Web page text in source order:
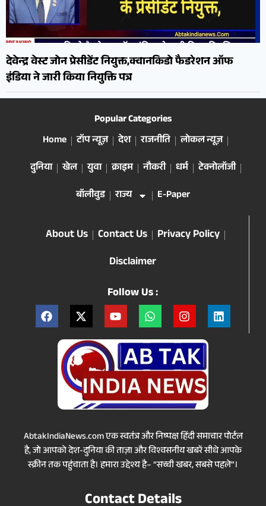
देवेन्द्र वेस्ट जोन प्रेसीडेंट नियुक्त,क्वानकिडो फैडरेशन ऑफ
इंडिया ने जारी किया नियुक्ति पत्र
Popular Categories
Home
टॉप न्यूज़ देश राजनीति
लोकल न्यूज़
दुनिया
खेल युवा क्राइम नौकरी धर्म
टेक्नोलॉजी
बॉलीवुड
राज्य E-Paper
About Us Contact Us
Privacy Policy
Disclaimer
Follow Us :
AbtakIndiaNews.com एक स्वतंत्र और निष्पक्ष हिंदी समाचार पोर्टल
है, जो आपको देश-दुनिया की ताज़ा और विश्वसनीय खबरें सीधे आपके
स्क्रीन तक पहुंचाता है। हमारा उद्देश्य है– “सच्ची खबर, सबसे पहले”।
Contact Details